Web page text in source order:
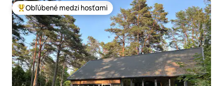
Najobľúbenejšie medzi hosťami
Obľúbené medzi hosťami